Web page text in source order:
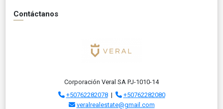
Contáctanos
Corporación Veral SA PJ-1010-14
+50762282078|
+50762282080
veralrealestate@gmail.com